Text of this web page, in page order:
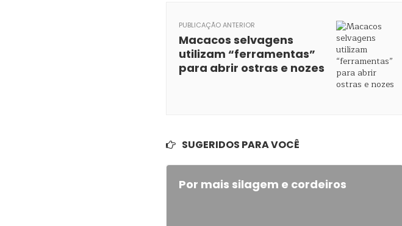
PUBLICAÇÃO ANTERIOR
Macacos selvagens
utilizam “ferramentas”
para abrir ostras e nozes
SUGERIDOS PARA VOCÊ
Por mais silagem e cordeiros